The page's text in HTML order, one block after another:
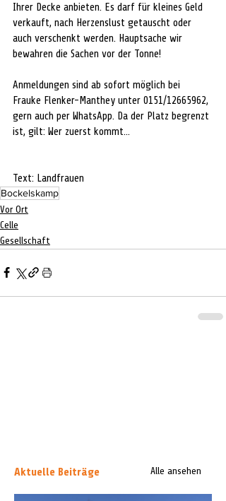
Ihrer Decke anbieten. Es darf für kleines Geld
verkauft, nach Herzenslust getauscht oder
auch verschenkt werden. Hauptsache wir
bewahren die Sachen vor der Tonne!
Anmeldungen sind ab sofort möglich bei
Frauke Flenker-Manthey unter 0151/12665962,
gern auch per WhatsApp. Da der Platz begrenzt
ist, gilt: Wer zuerst kommt…
Text: Landfrauen
Bockelskamp
Vor Ort
Celle
Gesellschaft
Aktuelle Beiträge Alle ansehen